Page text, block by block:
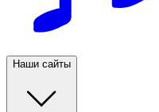
Наши сайты